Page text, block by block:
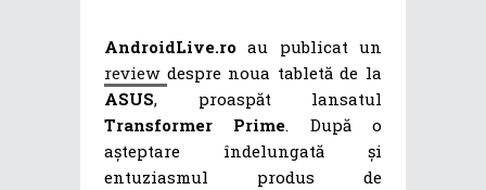
AndroidLive.ro au publicat un
review despre noua tabletă de la
ASUS, proaspăt lansatul
Transformer Prime. După o
așteptare îndelungată și
entuziasmul produs de